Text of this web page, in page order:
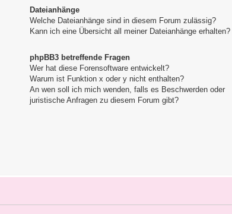
Dateianhänge
Welche Dateianhänge sind in diesem Forum zulässig?
Kann ich eine Übersicht all meiner Dateianhänge erhalten?
phpBB3 betreffende Fragen
Wer hat diese Forensoftware entwickelt?
Warum ist Funktion x oder y nicht enthalten?
An wen soll ich mich wenden, falls es Beschwerden oder
juristische Anfragen zu diesem Forum gibt?